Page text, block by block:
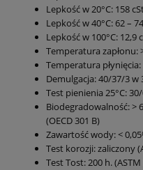
Lepkość w 20°C: 158
Lepkość w 40°C: 62 –
Lepkość w 100°C: 12,9
Temperatura zapłonu:
Temperatura płynięcia:
Demulgacja: 40/37/3 w
Test pienienia 25°C:
Biodegradowalność: >
(OECD 301 B)
Zawartość wody: <
Test korozji: zaliczony
Test Tost: 200 h. (ASTM